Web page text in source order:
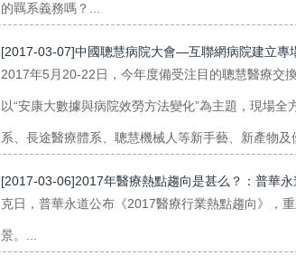
的羈系義務嗎？...
[2017-03-07]中國聰慧病院大會—互聯網病院建立專
2017年5月20-22日，今年度備受注目的聰慧醫療交
以“安康大數據與病院效勞方法變化”為主題，現場
系、長途醫療體系、聰慧機械人等新手藝、新產物
[2017-03-06]2017年醫療熱點趨向是甚么？：普華永
克日，普華永道公布《2017醫療行業熱點趨向》，
景。...